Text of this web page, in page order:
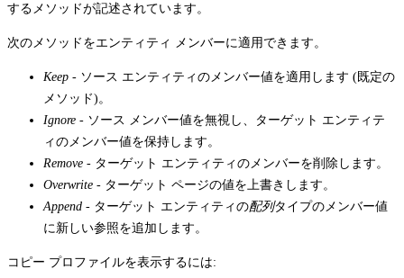
するメソッドが記述されています。
次のメソッドをエンティティ メンバーに適用できます。
Keep - ソース エンティティのメンバー値を適用します (既定の
メソッド)。
Ignore - ソース メンバー値を無視し、ターゲット エンティテ
ィのメンバー値を保持します。
Remove - ターゲット エンティティのメンバーを削除します。
Overwrite - ターゲット ページの値を上書きします。
Append - ターゲット エンティティの配列タイプのメンバー値
に新しい参照を追加します。
コピー プロファイルを表示するには: